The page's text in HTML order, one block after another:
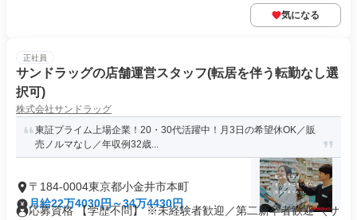
気になる
正社員
サンドラッグの店舗運営スタッフ(転居を伴う転勤なし選
択可)
株式会社サンドラッグ
東証プライム上場企業！20・30代活躍中！月3日の希望休OK／販
売ノルマなし／年収例32歳...
〒184-0004東京都小金井市本町
月給22万4030円～34万4430円
応募資格 【学歴不問】 ※未経験者歓迎／第二新卒者歓迎 ＼サ